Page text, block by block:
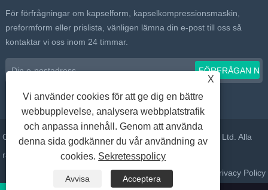
För förfrågningar om kapselform, kapselkompressionsmaskin,
preformform eller prislista, vänligen lämna din e-post till oss så
kontaktar vi oss inom 24 timmar.
Copyright © 2022 Taizhou Huangyan Daelong Mould Co., Ltd. Alla
rättigheter reserverade.
Sitemap RSS Privacy Policy
X
Vi använder cookies för att ge dig en bättre
webbupplevelse, analysera webbplatstrafik
och anpassa innehåll. Genom att använda
denna sida godkänner du vår användning av
cookies. Sekretesspolicy
Avvisa
Acceptera